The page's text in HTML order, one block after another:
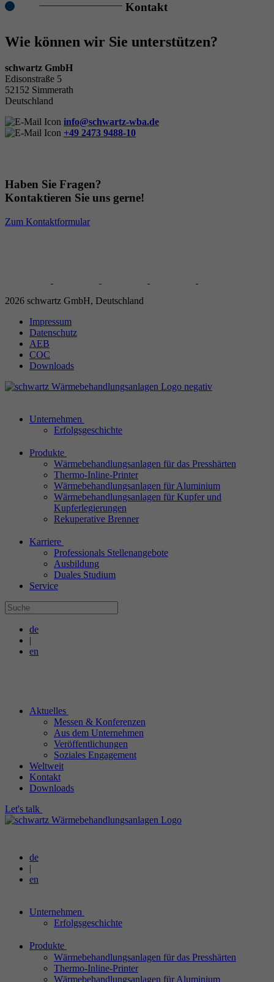
Kontakt
Wie können wir Sie unterstützen?
schwartz GmbH
Edisonstraße 5
52152 Simmerath
Deutschland
info@schwartz-wba.de
+49 2473 9488-10
Haben Sie Fragen?
Kontaktieren Sie uns gerne!
Zum Kontaktformular
2026 schwartz GmbH, Deutschland
Impressum
Datenschutz
AEB
COC
Downloads
Unternehmen
Erfolgsgeschichte
Produkte
Wärmebehandlungsanlagen für das Presshärten
Thermo-Inline-Printer
Wärmebehandlungsanlagen für Aluminium
Wärmebehandlungsanlagen für Kupfer und
Kupferlegierungen
Rekuperative Brenner
Karriere
Professionals Stellenangebote
Ausbildung
Duales Studium
Service
de
|
en
Aktuelles
Messen & Konferenzen
Aus dem Unternehmen
Veröffentlichungen
Soziales Engagement
Weltweit
Kontakt
Downloads
Let's talk
de
|
en
Unternehmen
Erfolgsgeschichte
Produkte
Wärmebehandlungsanlagen für das Presshärten
Thermo-Inline-Printer
Wärmebehandlungsanlagen für Aluminium